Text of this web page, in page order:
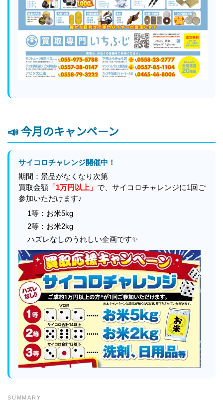
📣 今月のキャンペーン
サイコロチャレンジ開催中！
期間：景品がなくなり次第
買取金額 「1万円以上」 で、サイコロチャレンジに1回ご
参加いただけます♪
1等：お米5kg
2等：お米2kg
ハズレなしのうれしい企画です✨
SUMMARY